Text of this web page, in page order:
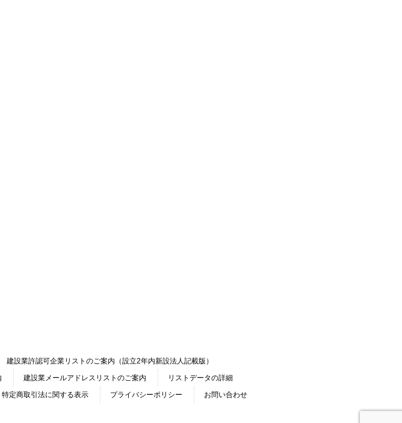
建設業許認可企業リストのご案内（設立2年内新設法人記載版）
建設業メールアドレスリストのご案内
リストデータの詳細
特定商取引法に関する表示 プライバシーポリシー お問い合わせ